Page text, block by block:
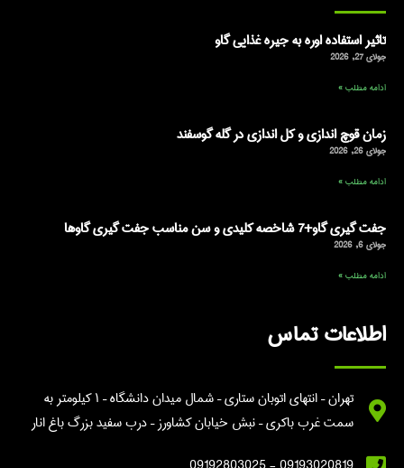
تاثیر استفاده اوره به جیره غذایی گاو
جولای 27, 2026
ادامه مطلب »
زمان قوچ اندازی و کل اندازی در گله گوسفند
جولای 26, 2026
ادامه مطلب »
جفت گیری گاو+7 شاخصه کلیدی و سن مناسب جفت گیری گاوها
جولای 6, 2026
ادامه مطلب »
اطلاعات تماس
تهران – انتهای اتوبان ستاری – شمال میدان دانشگاه – ۱ کیلومتر به
سمت غرب باکری – نبش خیابان کشاورز – درب سفید بزرگ باغ انار